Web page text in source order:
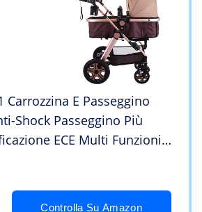
Carrozzina E Passeggino
Shock Passeggino Più
ECE Multi Funzioni
3 In 1
Controlla Su Amazon